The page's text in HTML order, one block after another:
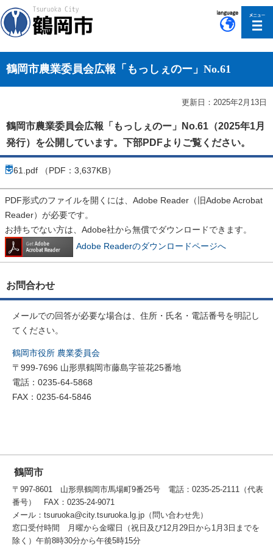
鶴岡市農業委員会広報「もっしぇのー」No.61
更新日：2025年2月13日
鶴岡市農業委員会広報「もっしぇのー」No.61（2025年1月
発行）を公開しています。下部PDFよりご覧ください。
61.pdf （PDF：3,637KB）
PDF形式のファイルを開くには、Adobe Reader（旧Adobe Acrobat
Reader）が必要です。
お持ちでない方は、Adobe社から無償でダウンロードできます。
Adobe Readerのダウンロードページへ
お問合わせ
メールでの回答が必要な場合は、住所・氏名・電話番号を明記し
てください。
鶴岡市役所 農業委員会
〒999-7696 山形県鶴岡市藤島字笹花25番地
電話：0235-64-5868
FAX：0235-64-5846
鶴岡市
〒997-8601 山形県鶴岡市馬場町9番25号 電話：0235-25-2111（代表
番号） FAX：0235-24-9071
メール：tsuruoka@city.tsuruoka.lg.jp（問い合わせ先）
窓口受付時間 月曜から金曜日（祝日及び12月29日から1月3日までを
除く）午前8時30分から午後5時15分